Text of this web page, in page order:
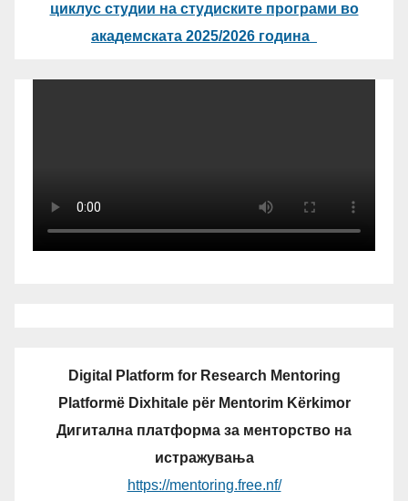
циклус студии на студиските програми во
академската 2025/2026 година
Digital Platform for Research Mentoring
Platformë Dixhitale për Mentorim Kërkimor
Дигитална платформа за менторство на
истражувања
https://mentoring.free.nf/